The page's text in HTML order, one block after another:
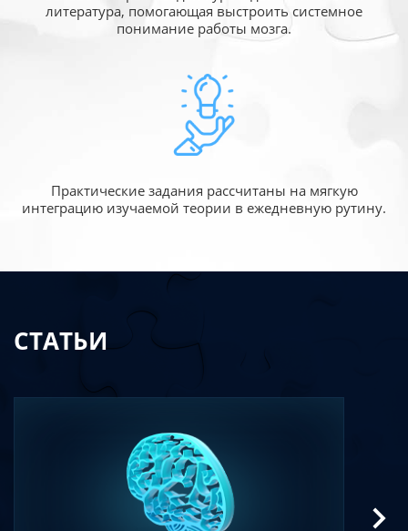
литература, помогающая выстроить системное
понимание работы мозга.
Практические задания рассчитаны на мягкую
интеграцию изучаемой теории в ежедневную рутину.
СТАТЬИ